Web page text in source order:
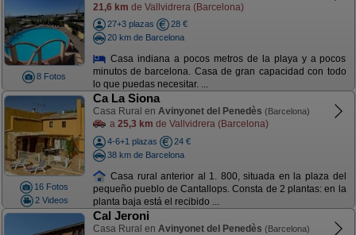
8 Fotos
21,6 km de Vallvidrera (Barcelona)
27+3 plazas
28 €
20 km de Barcelona
Casa indiana a pocos metros de la playa y a pocos
minutos de barcelona. Casa de gran capacidad con todo
lo que puedas necesitar. ...
16 Fotos
2 Videos
Ca La Siona
Casa Rural en Avinyonet del Penedès (Barcelona)
a 25,3 km de Vallvidrera (Barcelona)
4-6+1 plazas
24 €
38 km de Barcelona
Casa rural anterior al 1. 800, situada en la plaza del
pequeño pueblo de Cantallops. Consta de 2 plantas: en la
planta baja está el recibido ...
Cal Jeroni
Casa Rural en Avinyonet del Penedès (Barcelona)